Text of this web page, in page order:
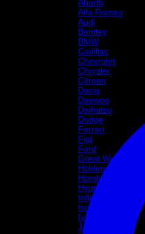
Abarth
Alfa Romeo
Audi
Bentley
BMW
Cadillac
Chevrolet
Chrysler
Citroen
Dacia
Daewoo
Daihatsu
Dodge
Ferrari
Fiat
Ford
Great Wall Motor
Holden
Honda
Hyundai
Infinity
Isuzu
Iveco
Jaguar